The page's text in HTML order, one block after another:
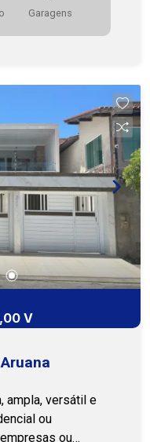
Além disso,
para
o quintal
de uso.
o imóvel
perfeito para
para
segurança. Uma
qualidade de
para
dia a dia. Entre em
Premium
1010
Garagens
V
ampla, versátil e
ou
ou